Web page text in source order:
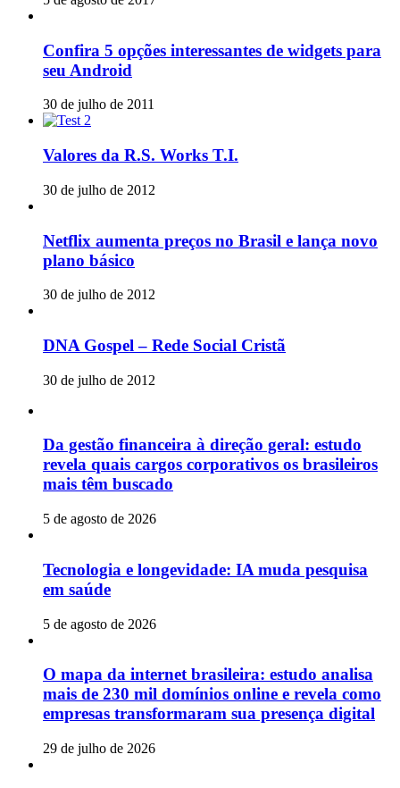
Confira 5 opções interessantes de widgets para
seu Android
30 de julho de 2011
Valores da R.S. Works T.I.
30 de julho de 2012
Netflix aumenta preços no Brasil e lança novo
plano básico
30 de julho de 2012
DNA Gospel – Rede Social Cristã
30 de julho de 2012
Da gestão financeira à direção geral: estudo
revela quais cargos corporativos os brasileiros
mais têm buscado
5 de agosto de 2026
Tecnologia e longevidade: IA muda pesquisa
em saúde
5 de agosto de 2026
O mapa da internet brasileira: estudo analisa
mais de 230 mil domínios online e revela como
empresas transformaram sua presença digital
29 de julho de 2026